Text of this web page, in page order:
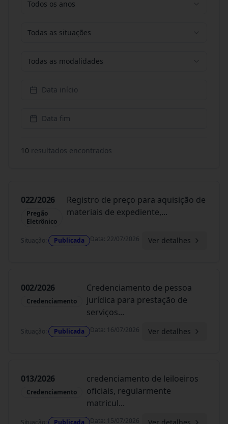
Todos os anos
Todas as situações
Todas as modalidades
Data início
Data fim
10 resultados encontrados
022/2026
Pregão
Eletrônico
Registro de preço para aquisição de
materiais de expediente,...
Situação: Publicada Data: 22/07/2026 Ver detalhes
002/2026
Credenciamento
Credenciamento de pessoa
jurídica para prestação de
serviços...
Situação: Publicada Data: 16/07/2026 Ver detalhes
013/2026
Credenciamento
credenciamento de leiloeiros
oficiais, regularmente
matricul...
Situação: Publicada Data: 15/07/2026